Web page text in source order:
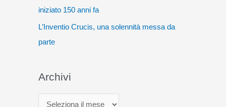
iniziato 150 anni fa
L’Inventio Crucis, una solennità messa da
parte
Archivi